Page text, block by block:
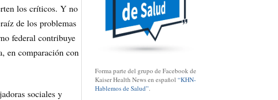
Forma parte del grupo de Facebook de
Kaiser Health News en español “KHN-
Hablemos de Salud”.
los críticos. Y no
de los problemas
federal contribuye
en comparación con
sociales y